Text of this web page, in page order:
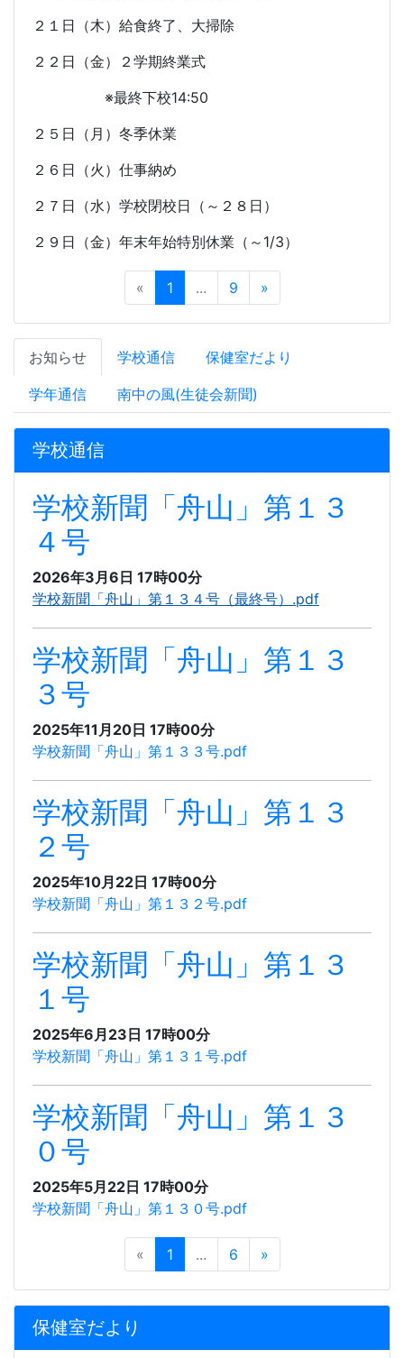
２１日（木）給食終了、大掃除
２２日（金）２学期終業式
※最終下校14:50
２５日（月）冬季休業
２６日（火）仕事納め
２７日（水）学校閉校日（～２８日）
２９日（金）年末年始特別休業（～ 1/3）
« 1 ... 9 »
お知らせ 学校通信 保健室だより
学年通信 南中の風(生徒会新聞)
学校通信
学校新聞「舟山」第１３
４号
2026年3月6日 17時00分
学校新聞「舟山」第１３４号（最終号）.pdf
学校新聞「舟山」第１３
３号
2025年11月20日 17時00分
学校新聞「舟山」第１３３号.pdf
学校新聞「舟山」第１３
２号
2025年10月22日 17時00分
学校新聞「舟山」第１３２号.pdf
学校新聞「舟山」第１３
１号
2025年6月23日 17時00分
学校新聞「舟山」第１３１号.pdf
学校新聞「舟山」第１３
０号
2025年5月22日 17時00分
学校新聞「舟山」第１３０号.pdf
« 1 ... 6 »
保健室だより